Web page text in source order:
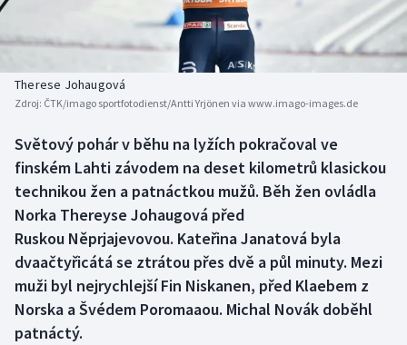
Basketbal
Biatlon
Boby a skeleton
Box
Cyklistika
Dostihy
Aplikace ČT sport
AZ kvíz
Therese Johaugová
Zdroj: ČTK/imago sportfotodienst/Antti Yrjönen via www.imago-images.de
Světový pohár v běhu na lyžích pokračoval ve
finském Lahti závodem na deset kilometrů klasickou
technikou žen a patnáctkou mužů. Běh žen ovládla
Norka Thereyse Johaugová před
Ruskou Něprjajevovou. Kateřina Janatová byla
dvaačtyřicátá se ztrátou přes dvě a půl minuty. Mezi
muži byl nejrychlejší Fin Niskanen, před Klaebem z
Norska a Švédem Poromaaou. Michal Novák doběhl
patnáctý.